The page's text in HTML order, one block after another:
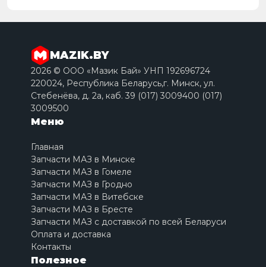
MAZIK.BY
2026 © ООО «Мазик Бай» УНП 192696724
220024, Республика Беларусь,г. Минск, ул.
Стебенёва, д. 2a, каб. 39 (017) 3009400 (017)
3009500
Меню
Главная
Запчасти МАЗ в Минске
Запчасти МАЗ в Гомеле
Запчасти МАЗ в Гродно
Запчасти МАЗ в Витебске
Запчасти МАЗ в Бресте
Запчасти МАЗ с доставкой по всей Беларуси
Оплата и доставка
Контакты
Полезное